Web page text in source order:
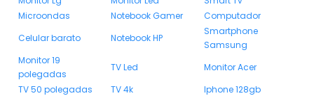
Microondas
Notebook Gamer
Computador
Celular barato
Notebook HP
Smartphone
Samsung
Monitor 19
polegadas
TV Led
Monitor Acer
TV 50 polegadas
TV 4k
Iphone 128gb